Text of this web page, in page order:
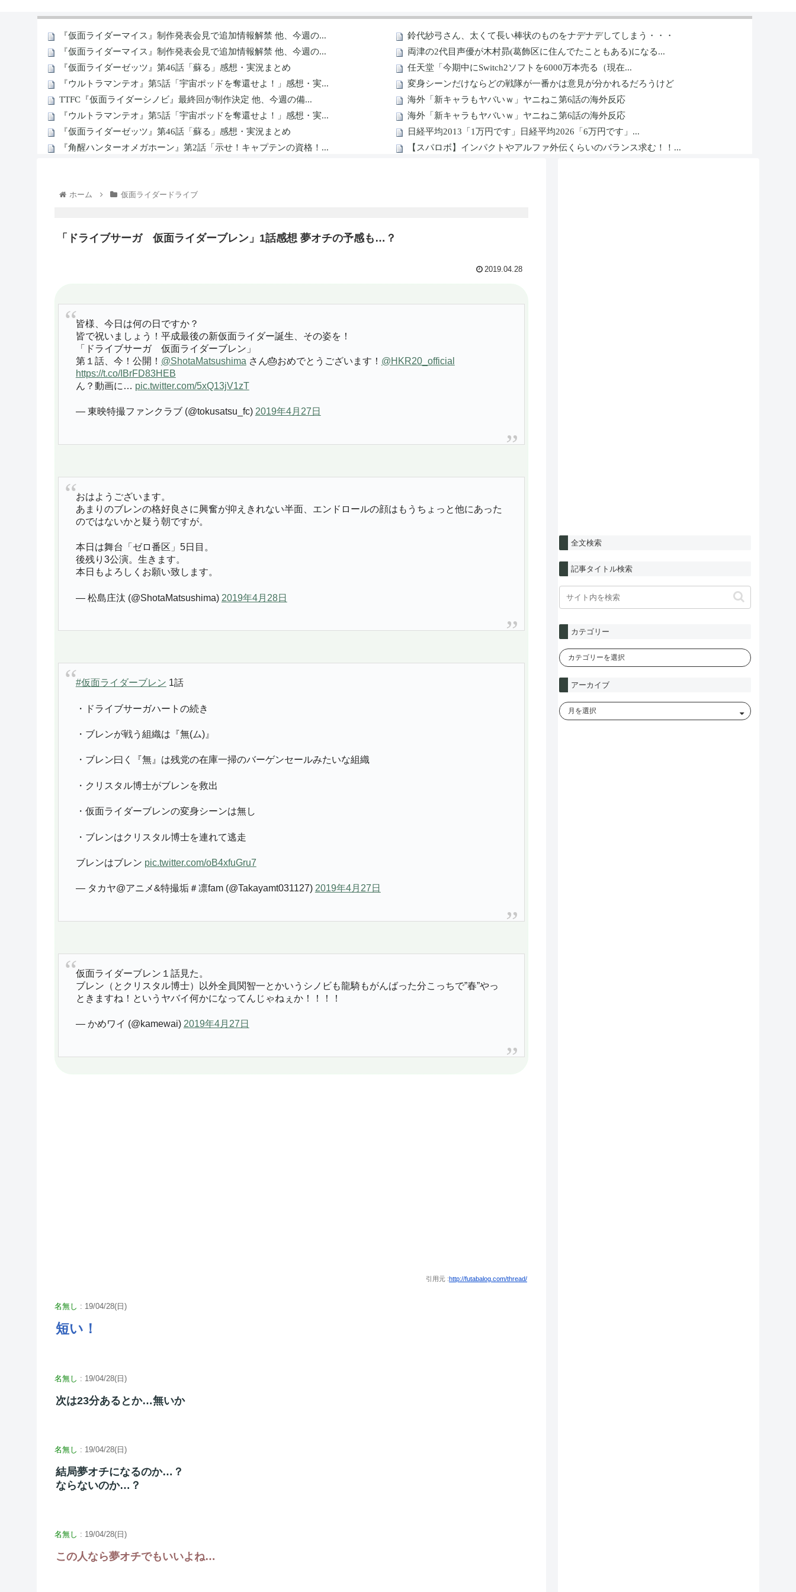
ホーム 仮面ライダードライブ
「ドライブサーガ 仮面ライダーブレン」1話感想 夢オチの予感も…？
2019.04.28
皆様、今日は何の日ですか？
皆で祝いましょう！平成最後の新仮面ライダー誕生、その姿を！
「ドライブサーガ 仮面ライダーブレン」
第１話、今！公開！ @ShotaMatsushima さん🎂おめでとうございます！ @HKR20_official
https://t.co/IBrFD83HEB
ん？動画に… pic.twitter.com/5xQ13jV1zT
— 東映特撮ファンクラブ (@tokusatsu_fc) 2019年4月27日
おはようございます。
あまりのブレンの格好良さに興奮が抑えきれない半面、エンドロールの顔はもうちょっと他にあった
のではないかと疑う朝ですが。
本日は舞台「ゼロ番区」5日目。
後残り3公演。生きます。
本日もよろしくお願い致します。
— 松島庄汰 (@ShotaMatsushima) 2019年4月28日
#仮面ライダーブレン 1話
・ドライブサーガハートの続き
・ブレンが戦う組織は『無(ム)』
・ブレン曰く『無』は残党の在庫一掃のバーゲンセールみたいな組織
・クリスタル博士がブレンを救出
・仮面ライダーブレンの変身シーンは無し
・ブレンはクリスタル博士を連れて逃走
ブレンはブレン pic.twitter.com/oB4xfuGru7
— タカヤ@アニメ&特撮垢＃凛fam (@Takayamt031127) 2019年4月27日
仮面ライダーブレン１話見た。
ブレン（とクリスタル博士）以外全員関智一とかいうシノビも龍騎もがんばった分こっちで”春”やっ
ときますね！というヤバイ何かになってんじゃねぇか！！！！
— かめワイ (@kamewai) 2019年4月27日
引用元 :http://futabalog.com/thread/
名無し : 19/04/28(日)
短い！
名無し : 19/04/28(日)
次は23分あるとか…無いか
名無し : 19/04/28(日)
結局夢オチになるのか…？
ならないのか…？
名無し : 19/04/28(日)
この人なら夢オチでもいいよね…
全文検索
記事タイトル検索
カテゴリー
アーカイブ